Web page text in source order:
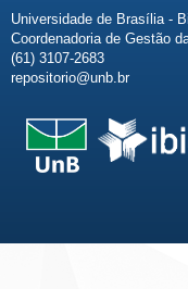
Universidade de Brasília -
Coordenadoria de Gestão
(61) 3107-2683
repositorio@unb.br